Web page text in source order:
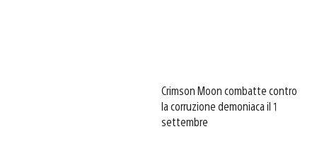
Crimson Moon combatte contro
la corruzione demoniaca il 1
settembre